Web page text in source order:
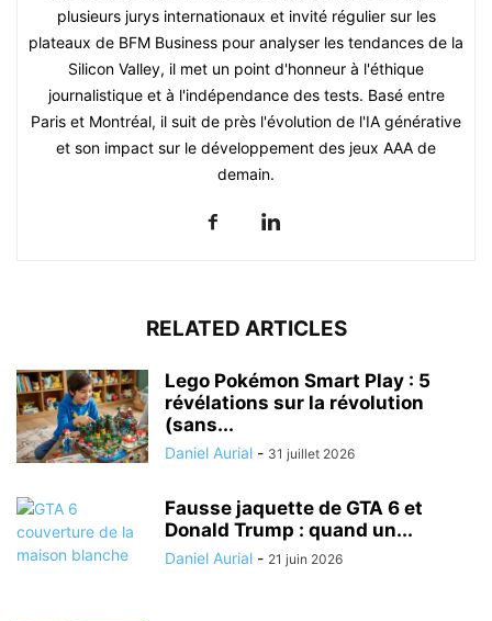
plusieurs jurys internationaux et invité régulier sur les
plateaux de BFM Business pour analyser les tendances de la
Silicon Valley, il met un point d'honneur à l'éthique
journalistique et à l'indépendance des tests. Basé entre
Paris et Montréal, il suit de près l'évolution de l'IA générative
et son impact sur le développement des jeux AAA de
demain.
RELATED ARTICLES
Lego Pokémon Smart Play : 5
révélations sur la révolution
(sans...
Daniel Aurial - 31 juillet 2026
Fausse jaquette de GTA 6 et
Donald Trump : quand un...
Daniel Aurial - 21 juin 2026